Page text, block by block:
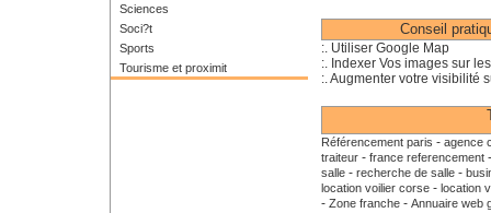
Sciences
Soci?t
Sports
Tourisme et proximit
Conseil
:. Utiliser Google Map
:. Indexer Vos images sur
:. Augmenter votre visibilité
Référencement paris - agence
traiteur - france referencement
salle - recherche de salle -
location voilier corse - location
- Zone franche - Annuaire web